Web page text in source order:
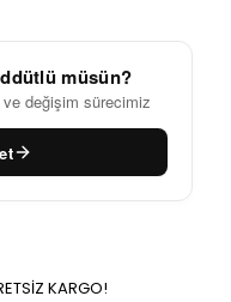
müsün?
ve değişim sürecimiz
KARGO!